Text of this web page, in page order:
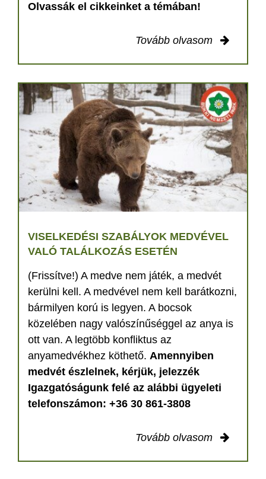
Olvassák el cikkeinket a témában!
Tovább olvasom
VISELKEDÉSI SZABÁLYOK MEDVÉVEL
VALÓ TALÁLKOZÁS ESETÉN
(Frissítve!) A medve nem játék, a medvét
kerülni kell. A medvével nem kell barátkozni,
bármilyen korú is legyen. A bocsok
közelében nagy valószínűséggel az anya is
ott van. A legtöbb konfliktus az
anyamedvékhez köthető. Amennyiben
medvét észlelnek, kérjük, jelezzék
Igazgatóságunk felé az alábbi ügyeleti
telefonszámon: +36 30 861-3808
Tovább olvasom